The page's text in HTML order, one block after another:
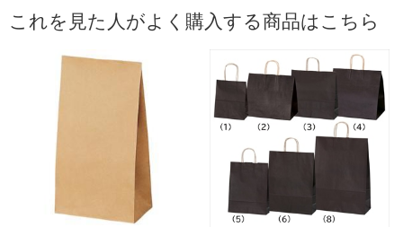
これを見た人がよく購入する商品はこちら